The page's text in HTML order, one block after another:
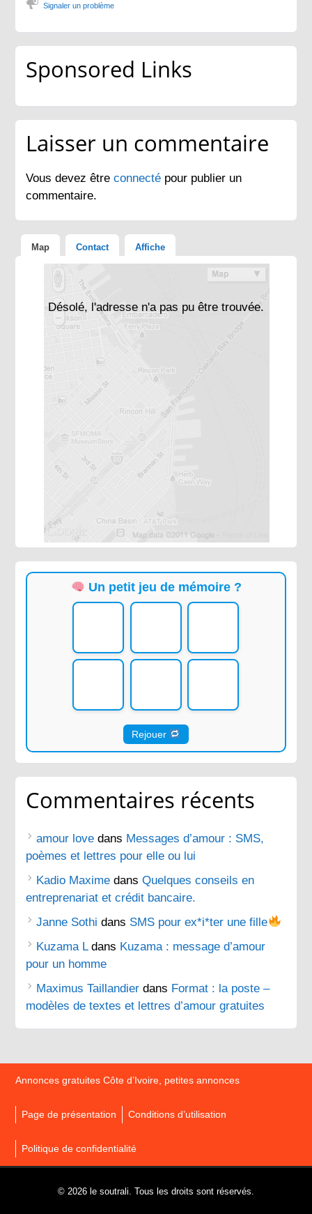
Signaler un problème
Sponsored Links
Laisser un commentaire
Vous devez êtreconnecté pour publier un
commentaire.
Map Contact Affiche
Désolé, l'adresse n'a pas pu être trouvée.
Un petit jeu de mémoire ?
Rejouer
Commentaires récents
amour love dans Messages d’amour : SMS,
poèmes et lettres pour elle ou lui
Kadio Maxime dansQuelques conseils en
entreprenariat et crédit bancaire.
Janne Sothi dans SMS pour ex*i*ter une fille
Kuzama Ldans Kuzama : message d’amour
pour un homme
Maximus Taillandier dans Format : la poste –
modèles de textes et lettres d’amour gratuites
Annonces gratuites Côte d’Ivoire, petites annonces
Page de présentation Conditions d’utilisation
Politique de confidentialité
© 2026 le soutrali. Tous les droits sont réservés.